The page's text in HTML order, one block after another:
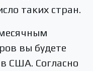
таких стран.
вы будете
США. Согласно